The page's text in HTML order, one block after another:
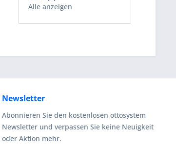
Alle anzeigen
Newsletter
Abonnieren Sie den kostenlosen ottosystem
Newsletter und verpassen Sie keine Neuigkeit
oder Aktion mehr.